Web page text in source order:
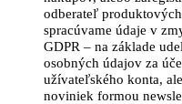
odberateľ
spracúvame údaje v
GDPR – na základe
osobných údajov za
užívateľského konta,
noviniek formou